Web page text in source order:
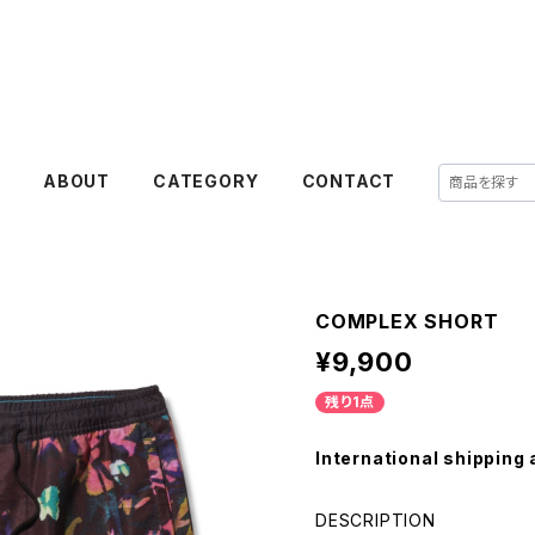
ABOUT CATEGORY CONTACT
COMPLEX SHORT
¥9,900
残り1点
International shipping
DESCRIPTION